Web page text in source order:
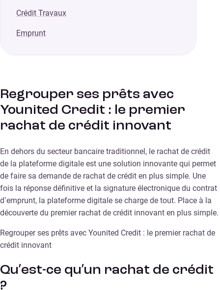
Crédit Travaux
Emprunt
Regrouper ses prêts avec
Younited Credit : le premier
rachat de crédit innovant
En dehors du secteur bancaire traditionnel, le rachat de crédit
de la plateforme digitale est une solution innovante qui permet
de faire sa demande de rachat de crédit en plus simple. Une
fois la réponse définitive et la signature électronique du contrat
d’emprunt, la plateforme digitale se charge de tout. Place à la
découverte du premier rachat de crédit innovant en plus simple.
Regrouper ses prêts avec Younited Credit : le premier rachat de
crédit innovant
Qu’est-ce qu’un rachat de crédit
?